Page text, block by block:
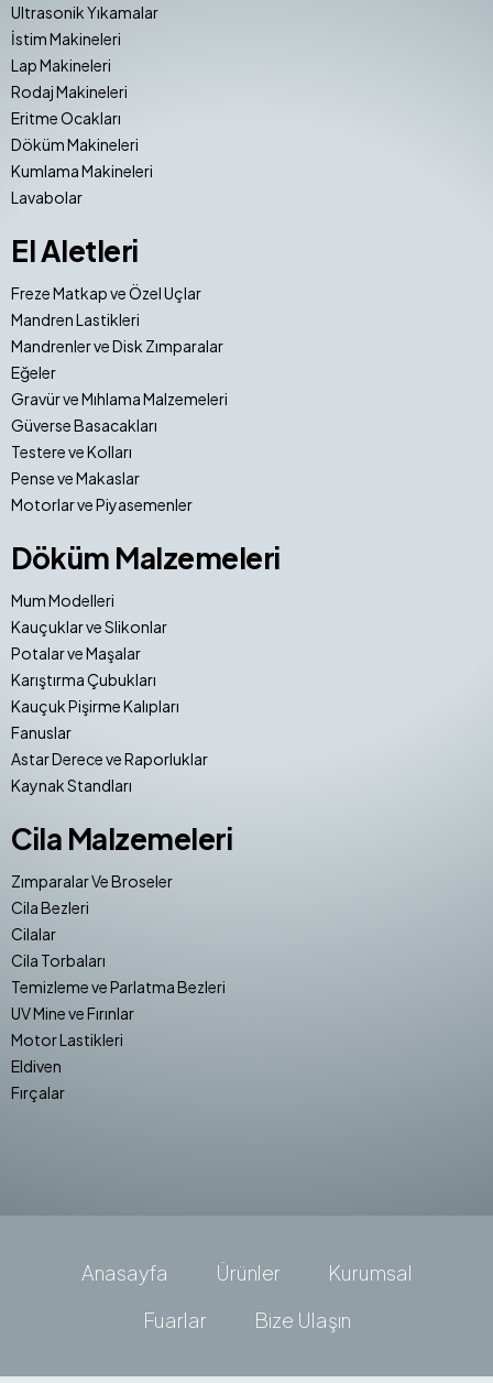
Ultrasonik Yıkamalar
İstim Makineleri
Lap Makineleri
Rodaj Makineleri
Eritme Ocakları
Döküm Makineleri
Kumlama Makineleri
Lavabolar
El Aletleri
Freze Matkap ve Özel Uçlar
Mandren Lastikleri
Mandrenler ve Disk Zımparalar
Eğeler
Gravür ve Mıhlama Malzemeleri
Güverse Basacakları
Testere ve Kolları
Pense ve Makaslar
Motorlar ve Piyasemenler
Döküm Malzemeleri
Mum Modelleri
Kauçuklar ve Slikonlar
Potalar ve Maşalar
Karıştırma Çubukları
Kauçuk Pişirme Kalıpları
Fanuslar
Astar Derece ve Raporluklar
Kaynak Standları
Cila Malzemeleri
Zımparalar Ve Broseler
Cila Bezleri
Cilalar
Cila Torbaları
Temizleme ve Parlatma Bezleri
UV Mine ve Fırınlar
Motor Lastikleri
Eldiven
Fırçalar
Anasayfa Ürünler
Kurumsal
Fuarlar
Bize Ulaşın